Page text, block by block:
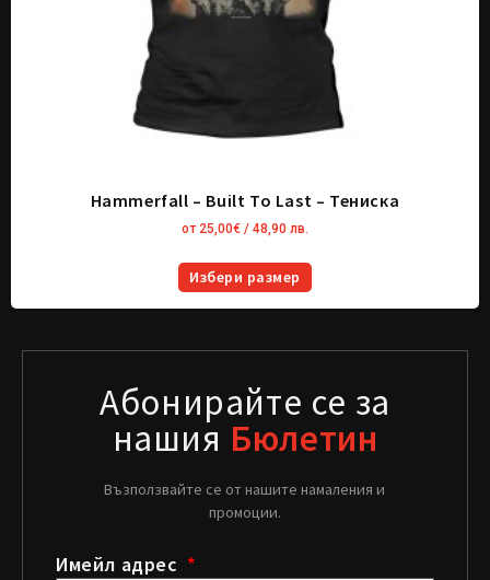
Hammerfall – Built To Last – Тениска
от 25,00€ / 48,90 лв.
Избери размер
Абонирайте се за
нашия Бюлетин
Възползвайте се от нашите намаления и
промоции.
Имейл адрес